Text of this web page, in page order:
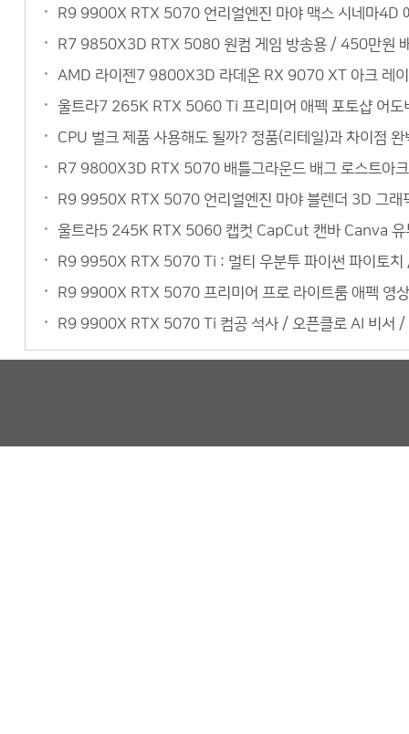
R9 9900X RTX 5070 언리얼엔진 마야 맥스 시네마4D
R7 9850X3D RTX 5080 원컴 게임 방송용 / 450만원
AMD 라이젠7 9800X3D 라데온 RX 9070 XT 아크 레
울트라7 265K RTX 5060 Ti 프리미어 애펙 포토샵 어도
CPU 벌크 제품 사용해도 될까? 정품(리테일)과 차이점
R7 9800X3D RTX 5070 배틀그라운드 배그 로스트아
R9 9950X RTX 5070 언리얼엔진 마야 블렌더 3D 그래
울트라5 245K RTX 5060 캡컷 CapCut 캔바 Canva 유
R9 9950X RTX 5070 Ti : 멀티 우분투 파이썬 파이토치
R9 9900X RTX 5070 프리미어 프로 라이트룸 애펙 영
R9 9900X RTX 5070 Ti 컴공 석사 / 오픈클로 AI 비서 /